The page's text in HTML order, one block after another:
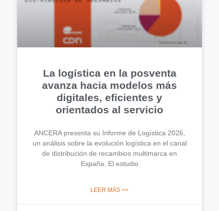
La logística en la posventa
avanza hacia modelos más
digitales, eficientes y
orientados al servicio
ANCERA presenta su Informe de Logística 2026,
un análisis sobre la evolución logística en el canal
de distribución de recambios multimarca en
España. El estudio
LEER MÁS >>